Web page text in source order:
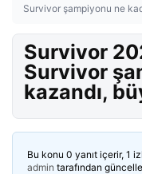
Survivor şampiyonu ne
Survivor
Survivor
kazandı,
Bu konu 0 yanıt içerir, 1
admin tarafından